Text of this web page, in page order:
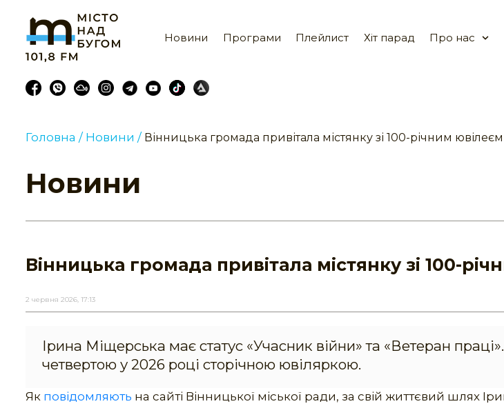
Новини Програми Плейлист Хіт парад Про нас
Головна / Новини / Вінницька громада привітала містянку зі 100-річним ювілеєм
Новини
Вінницька громада привітала містянку зі 100-
2 червня 2026, 17:13
Ірина Міщерська має статус «Учасник війни» та «Ветеран
четвертою у 2026 році сторічною ювіляркою.
Як повідомляють на сайті Вінницької міської ради, за свій життєвий шлях